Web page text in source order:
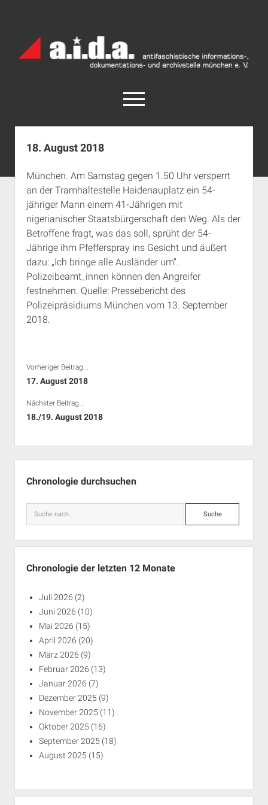
Archiv
München
open
menu
facebook
rss info@aida-archiv.de
Aktuelles
Termine
open
dropdown
menu
Antifaschistische Termine im Süden
Antifaschistische Termine in München
Rechte Termine im Süden
Rechte Termine München
Chronologie
Das Archiv
open
dropdown
menu
a.i.d.a. e. V. unterstützen
Über a.i.d.a.
RSS-Feeds, Twitter & Facebook
Impressum
18. August 2018
München. Am Samstag gegen 1.50 Uhr versperrt
an der Tramhaltestelle Haidenauplatz ein 54-
jähriger Mann einem 41-Jährigen mit
nigerianischer Staatsbürgerschaft den Weg. Als der
Betroffene fragt, was das soll, sprüht der 54-
Jährige ihm Pfefferspray ins Gesicht und äußert
dazu: „Ich bringe alle Ausländer um“.
Polizeibeamt_innen können den Angreifer
festnehmen. Quelle: Pressebericht des
Polizeipräsidiums München vom 13. September
2018.
Vorheriger Beitrag...
17. August 2018
Nächster Beitrag...
18./19. August 2018
Chronologie durchsuchen
Suche
Chronologie der letzten 12 Monate
Juli 2026 (2)
Juni 2026 (10)
Mai 2026 (15)
April 2026 (20)
März 2026 (9)
Februar 2026 (13)
Januar 2026 (7)
Dezember 2025 (9)
November 2025 (11)
Oktober 2025 (16)
September 2025 (18)
August 2025 (15)